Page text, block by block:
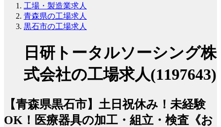
工場・製造業求人
青森県の工場求人
黒石市の工場求人
日研トータルソーシング株
式会社の工場求人(1197643)
【青森県黒石市】土日祝休み！未経験
OK！医療器具の加工・組立・検査《お